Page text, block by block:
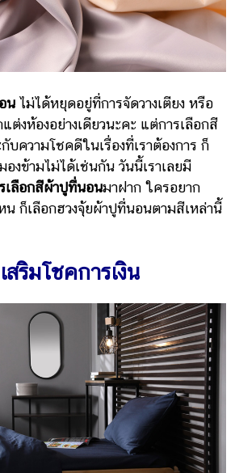
น ไม่ได้หยุดอยู่ที่การจัดวางเตียง หรือ
ต่งห้องอย่างเดียวนะคะ แต่การเลือกสี
บความโชคดีในเรื่องที่เราต้องการ ก็
งข้ามไม่ได้เช่นกัน วันนี้เราเลยมี
เลือกสีผ้าปูที่นอนมาฝาก ใครอยาก
น ก็เลือกฮวงจุ้ยผ้าปูที่นอนตามสีเหล่านี้
สริมโชคการเงิน